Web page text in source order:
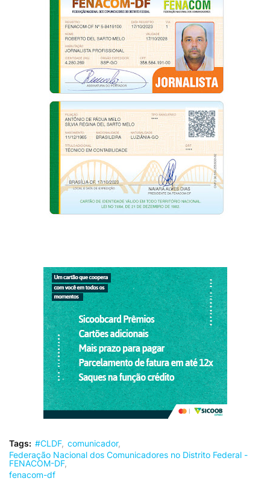
Tags: #CLDF comunicador
Federação Nacional dos Comunicadores no Distrito Federal -
FENACOM-DF
fenacom-df